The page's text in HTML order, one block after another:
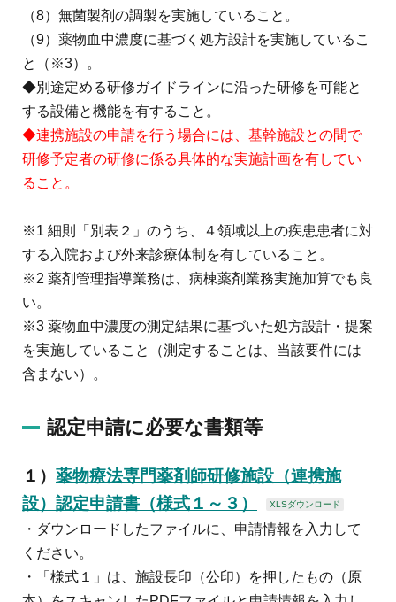
（8）無菌製剤の調製を実施していること。
（9）薬物血中濃度に基づく処方設計を実施しているこ
と（※3）。
◆別途定める研修ガイドラインに沿った研修を可能と
する設備と機能を有すること。
◆連携施設の申請を行う場合には、基幹施設との間で
研修予定者の研修に係る具体的な実施計画を有してい
ること。
※1 細則「別表２」のうち、４領域以上の疾患患者に対
する入院および外来診療体制を有していること。
※2 薬剤管理指導業務は、病棟薬剤業務実施加算でも良
い。
※3 薬物血中濃度の測定結果に基づいた処方設計・提案
を実施していること（測定することは、当該要件には
含まない）。
認定申請に必要な書類等
１） 薬物療法専門薬剤師研修施設（連携施
設）認定申請書（様式１～３）
XLSダウンロード
・ダウンロードしたファイルに、申請情報を入力して
ください。
・「様式１」は、施設長印（公印）を押したもの（原